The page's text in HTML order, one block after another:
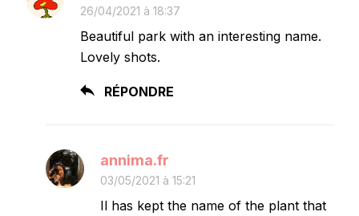
26/04/2021 à 18:37
Beautiful park with an interesting name.
Lovely shots.
RÉPONDRE
annima.fr
03/05/2021 à 15:21
Il has kept the name of the plant that